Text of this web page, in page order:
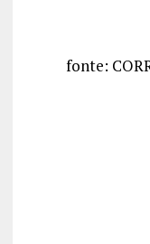
fonte: